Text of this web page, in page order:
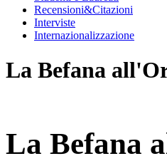
Recensioni&Citazioni
Interviste
Internazionalizzazione
La Befana
La Befana